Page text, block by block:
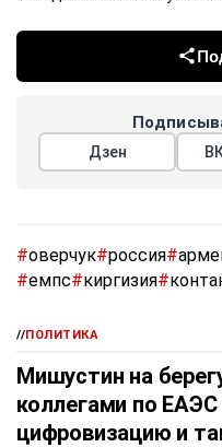
Дзен
#оверчук#россия#
#емпс#киргизия#
//ПОЛИТИКА
Мишустин на
коллегами по
цифровизацию и